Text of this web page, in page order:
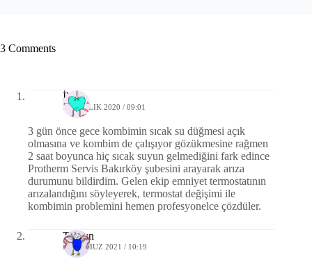
3 Comments
İlhan
17 ARALIK 2020 / 09:01
3 gün önce gece kombimin sıcak su düğmesi açık
olmasına ve kombim de çalışıyor gözükmesine rağmen
2 saat boyunca hiç sıcak suyun gelmediğini fark edince
Protherm Servis Bakırköy şubesini arayarak arıza
durumunu bildirdim. Gelen ekip emniyet termostatının
arızalandığını söyleyerek, termostat değişimi ile
kombimin problemini hemen profesyonelce çözdüler.
Tayfun
9 TEMMUZ 2021 / 10:19